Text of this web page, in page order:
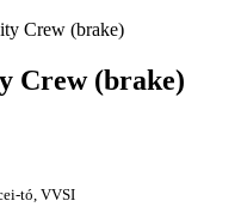
Crew (brake)
Crew (brake)
tó, VVSI